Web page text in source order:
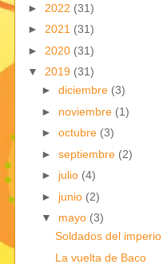
► 2022 (31)
► 2021 (31)
► 2020 (31)
▼ 2019 (31)
► diciembre (3)
► noviembre (1)
► octubre (3)
► septiembre (2)
► julio (4)
► junio (2)
▼ mayo (3)
Soldados del imperio
La vuelta de Baco